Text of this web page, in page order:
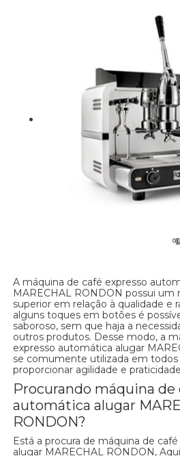
A máquina de café expresso
MARECHAL RONDON possui um
superior em relação à qualidade e
alguns toques em botões é
saboroso, sem que haja a
outros produtos. Desse modo, a
expresso automática alugar
se comumente utilizada em todos
proporcionar agilidade e
Procurando máquina de
automática alugar
RONDON?
Está a procura de máquina de
alugar MARECHAL RONDON,